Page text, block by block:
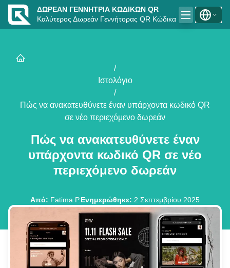
ΔΩΡΕΆΝ ΓΕΝΝΉΤΡΙΑ ΚΩΔΙΚΏΝ QR
Καλύτερος Δωρεάν Γεννήτορας QR Κώδικα
/
Ιστολόγιο
/
Πώς να ανακατευθύνετε έναν υπάρχοντα κωδικό QR
σε νέο περιεχόμενο δωρεάν
Πώς να ανακατευθύνετε έναν
υπάρχοντα κωδικό QR σε νέο
περιεχόμενο δωρεάν
Από: Fatima P.Ενημερώθηκε: 2 Σεπτεμβρίου 2025